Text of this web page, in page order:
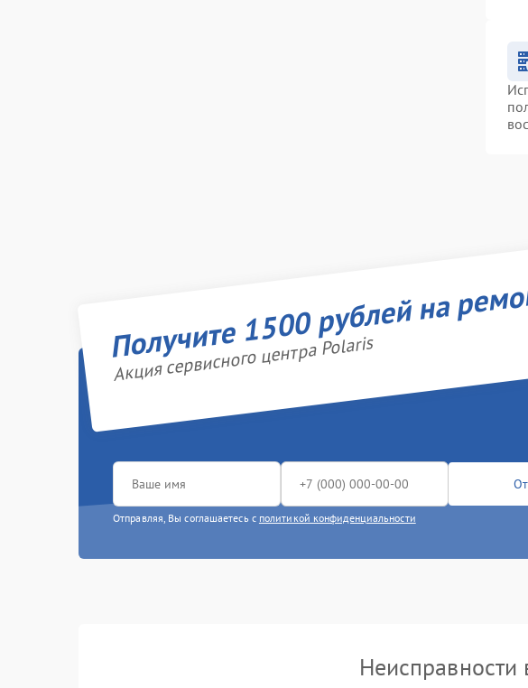
Получите 1500 рублей на
Акция сервисного центра Polaris
Отправляя, Вы соглашаетесь с политикой конфиденциальности
Неисправности